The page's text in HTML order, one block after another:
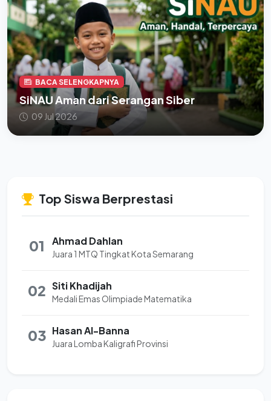
BACA SELENGKAPNYA
SiNAU Aman dari Serangan Siber
09 Jul 2026
Top Siswa Berprestasi
01 Ahmad Dahlan
Juara 1 MTQ Tingkat Kota Semarang
02 Siti Khadijah
Medali Emas Olimpiade Matematika
03 Hasan Al-Banna
Juara Lomba Kaligrafi Provinsi